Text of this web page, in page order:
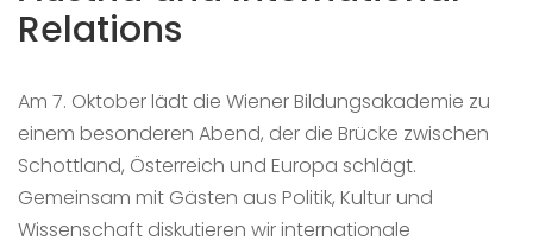
Relations
Am 7. Oktober lädt die Wiener Bildungsakademie zu
einem besonderen Abend, der die Brücke zwischen
Schottland, Österreich und Europa schlägt.
Gemeinsam mit Gästen aus Politik, Kultur und
Wissenschaft diskutieren wir internationale